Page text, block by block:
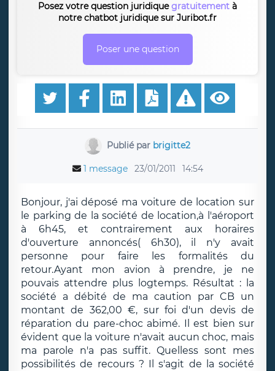
Posez votre question juridiquegratuitement à
notre chatbot juridique sur Juribot.fr
Poser une question
Publié par brigitte2
1 message 23/01/2011 14:54
Bonjour, j'ai déposé ma voiture de location sur
le parking de la société de location,à l'aéroport
à 6h45, et contrairement aux horaires
d'ouverture annoncés( 6h30), il n'y avait
personne pour faire les formalités du
retour.Ayant mon avion à prendre, je ne
pouvais attendre plus logtemps. Résultat : la
société a débité de ma caution par CB un
montant de 362,00 €, sur foi d'un devis de
réparation du pare-choc abimé. Il est bien sur
évident que la voiture n'avait aucun choc, mais
ma parole n'a pas suffit. Quelless sont mes
possibilités de recours ? Il s'agit de la société